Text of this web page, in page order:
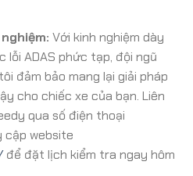
Với kinh nghiệm dày
lỗi ADAS phức tạp, đội ngũ
đảm bảo mang lại giải pháp
cho chiếc xe của bạn. Liên
qua số điện thoại
cập website
để đặt lịch kiểm tra ngay hôm